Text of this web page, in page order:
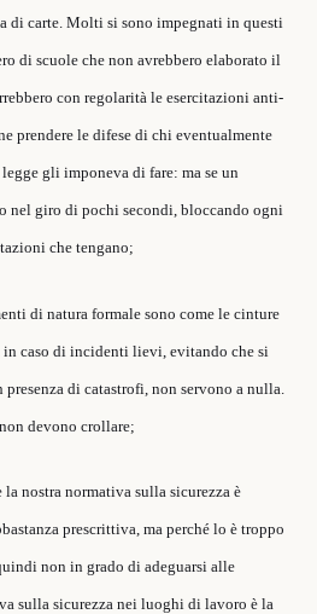
di carte. Molti si sono impegnati in questi
di scuole che non avrebbero elaborato il
con regolarità le esercitazioni anti-
prendere le difese di chi eventualmente
gli imponeva di fare: ma se un
nel giro di pochi secondi, bloccando ogni
che tengano;
di natura formale sono come le cinture
caso di incidenti lievi, evitando che si
di catastrofi, non servono a nulla.
devono crollare;
nostra normativa sulla sicurezza è
prescrittiva, ma perché lo è troppo
non in grado di adeguarsi alle
sulla sicurezza nei luoghi di lavoro è la